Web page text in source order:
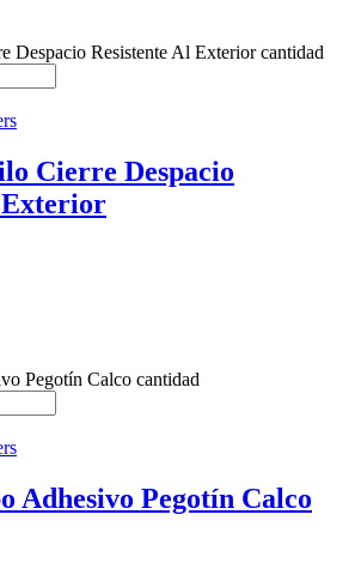
Despacio Resistente Al Exterior cantidad
Cierre Despacio
Exterior
Pegotín Calco cantidad
Adhesivo Pegotín Calco